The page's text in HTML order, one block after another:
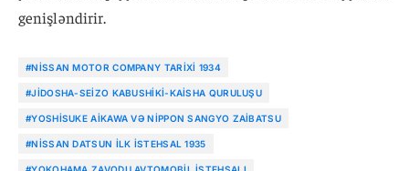
genişləndirir.
#NISSAN MOTOR COMPANY TARIXI 1934
#JIDOSHA-SEIZO KABUSHIKI-KAISHA QURULUŞU
#YOSHISUKE AIKAWA VƏ NIPPON SANGYO ZAIBATSU
#NISSAN DATSUN ILK ISTEHSAL 1935